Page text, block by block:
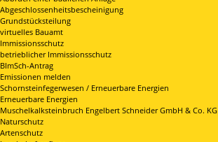
Abgeschlossenheitsbescheinigung
Grundstücksteilung
virtuelles Bauamt
Immissionsschutz
betrieblicher Immissionsschutz
BImSch-Antrag
Emissionen melden
Schornsteinfegerwesen / Erneuerbare Energien
Erneuerbare Energien
Muschelkalksteinbruch Engelbert Schneider GmbH & Co. KG
Naturschutz
Artenschutz